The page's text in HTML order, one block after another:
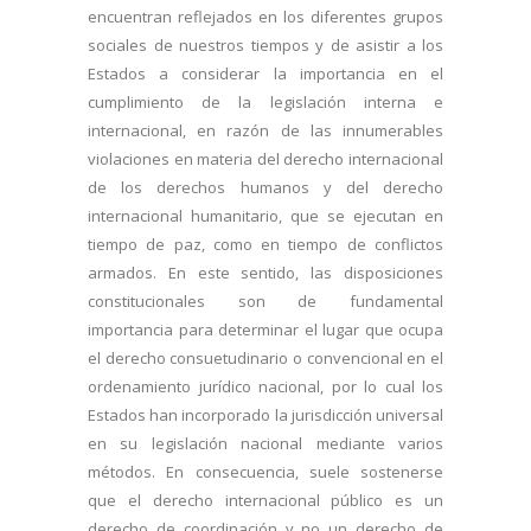
encuentran reflejados en los diferentes grupos
sociales de nuestros tiempos y de asistir a los
Estados a considerar la importancia en el
cumplimiento de la legislación interna e
internacional, en razón de las innumerables
violaciones en materia del derecho internacional
de los derechos humanos y del derecho
internacional humanitario, que se ejecutan en
tiempo de paz, como en tiempo de conflictos
armados. En este sentido, las disposiciones
constitucionales son de fundamental
importancia para determinar el lugar que ocupa
el derecho consuetudinario o convencional en el
ordenamiento jurídico nacional, por lo cual los
Estados han incorporado la jurisdicción universal
en su legislación nacional mediante varios
métodos. En consecuencia, suele sostenerse
que el derecho internacional público es un